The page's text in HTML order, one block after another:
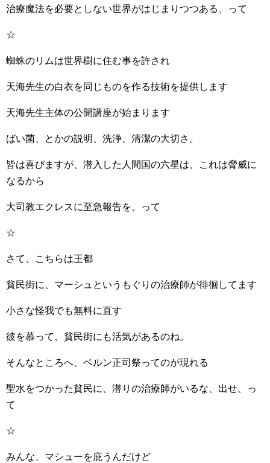
治療魔法を必要としない世界がはじまりつつある、って
☆
蜘蛛のリムは世界樹に住む事を許され
天海先生の白衣を同じものを作る技術を提供します
天海先生主体の公開講座が始まります
ばい菌、とかの説明、洗浄、清潔の大切さ。
皆は喜びますが、潜入した人間国の六星は、これは脅威に
なるから
大司教エクレスに至急報告を、って
☆
さて、こちらは王都
貧民街に、マーシュというもぐりの治療師が徘徊してます
小さな怪我でも無料に直す
彼を慕って、貧民街にも活気があるのね。
そんなところへ、ベルン正司祭ってのが現れる
聖水をつかった貧民に、潜りの治療師がいるな、出せ、っ
て
☆
みんな、マシューを庇うんだけど